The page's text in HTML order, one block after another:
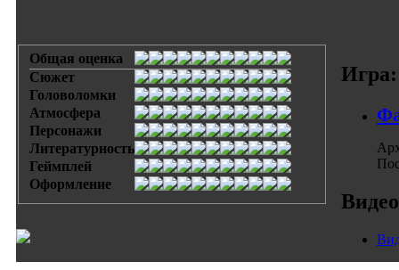
Общая оценка
Сюжет
Головоломки
Атмосфера
Персонажи
Литературность
Геймплей
Оформление
Игра: